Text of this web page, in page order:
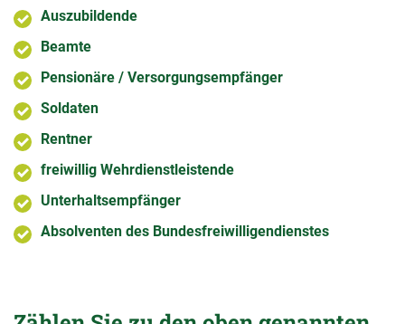
Auszubildende
Beamte
Pensionäre / Versorgungsempfänger
Soldaten
Rentner
freiwillig Wehrdienstleistende
Unterhaltsempfänger
Absolventen des Bundesfreiwilligendienstes